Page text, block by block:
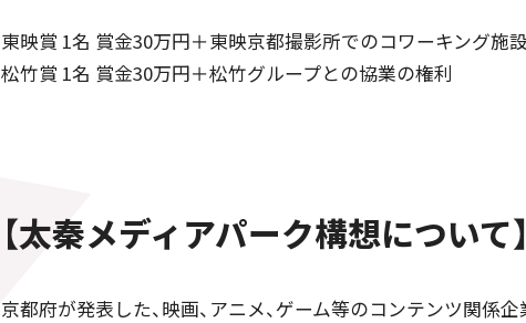
東映賞 1名 賞金30万円＋東映京都撮影所でのコワーキング施
松竹賞 1名 賞金30万円＋松竹グループとの協業の権利
【太秦メディアパーク構想について】
京都府が発表した、映画、アニメ、ゲーム等のコンテンツ関係企